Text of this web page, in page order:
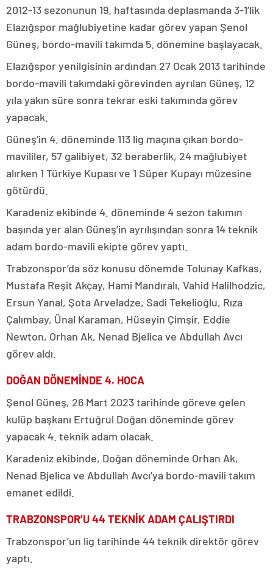
2012-13 sezonunun 19. haftasında deplasmanda 3-1’lik
Elazığspor mağlubiyetine kadar görev yapan Şenol
Güneş, bordo-mavili takımda 5. dönemine başlayacak.
Elazığspor yenilgisinin ardından 27 Ocak 2013 tarihinde
bordo-mavili takımdaki görevinden ayrılan Güneş, 12
yıla yakın süre sonra tekrar eski takımında görev
yapacak.
Güneş’in 4. döneminde 113 lig maçına çıkan bordo-
mavililer, 57 galibiyet, 32 beraberlik, 24 mağlubiyet
alırken 1 Türkiye Kupası ve 1 Süper Kupayı müzesine
götürdü.
Karadeniz ekibinde 4. döneminde 4 sezon takımın
başında yer alan Güneş’in ayrılışından sonra 14 teknik
adam bordo-mavili ekipte görev yaptı.
Trabzonspor’da söz konusu dönemde Tolunay Kafkas,
Mustafa Reşit Akçay, Hami Mandıralı, Vahid Halilhodzic,
Ersun Yanal, Şota Arveladze, Sadi Tekelioğlu, Rıza
Çalımbay, Ünal Karaman, Hüseyin Çimşir, Eddie
Newton, Orhan Ak, Nenad Bjelica ve Abdullah Avcı
görev aldı.
DOĞAN DÖNEMİNDE 4. HOCA
Şenol Güneş, 26 Mart 2023 tarihinde göreve gelen
kulüp başkanı Ertuğrul Doğan döneminde görev
yapacak 4. teknik adam olacak.
Karadeniz ekibinde, Doğan döneminde Orhan Ak,
Nenad Bjelica ve Abdullah Avcı’ya bordo-mavili takım
emanet edildi.
TRABZONSPOR’U 44 TEKNİK ADAM ÇALIŞTIRDI
Trabzonspor’un lig tarihinde 44 teknik direktör görev
yaptı.